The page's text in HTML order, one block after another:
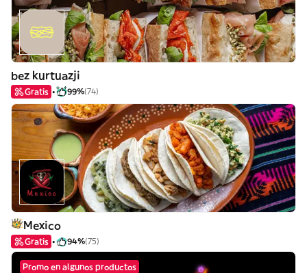
bez kurtuazji
Gratis 99%(74)
Mexico
Gratis 94%(75)
Promo en algunos productos